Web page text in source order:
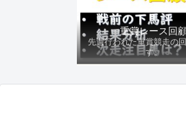
重賞レース回
先週行われた重賞競走の
す。